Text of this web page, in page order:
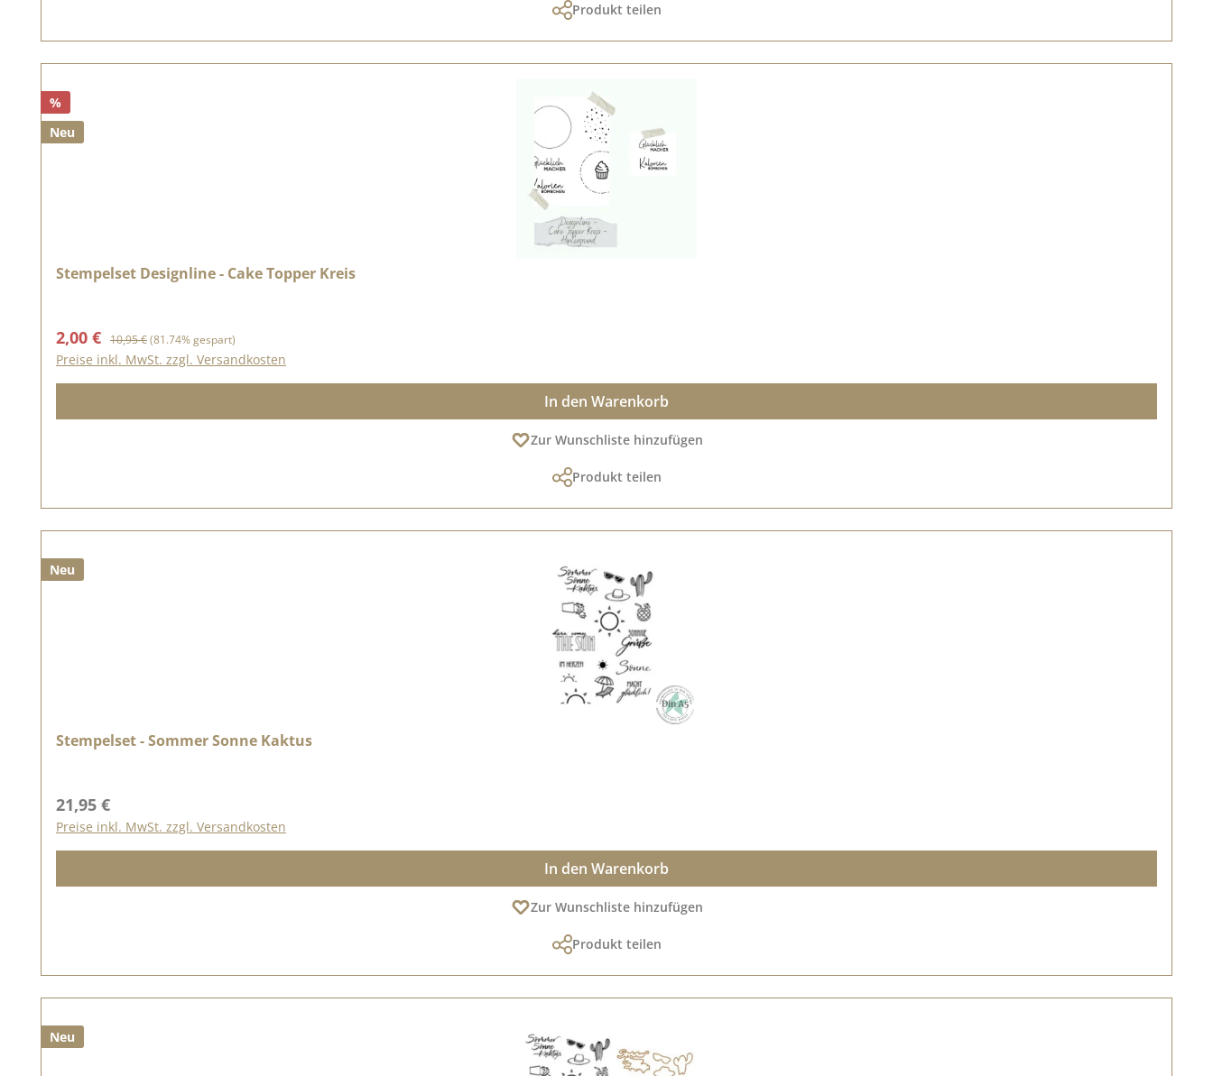
Produkt teilen
%
Neu
Stempelset Designline - Cake Topper Kreis
Verkaufspreis:
2,00 € Regulärer Preis:
10,95 €(81.74% gespart)
Preise inkl. MwSt. zzgl. Versandkosten
In den Warenkorb
Zur Wunschliste hinzufügen
Produkt teilen
Neu
Stempelset - Sommer Sonne Kaktus
Regulärer Preis:
21,95 €
Preise inkl. MwSt. zzgl. Versandkosten
In den Warenkorb
Zur Wunschliste hinzufügen
Produkt teilen
Neu